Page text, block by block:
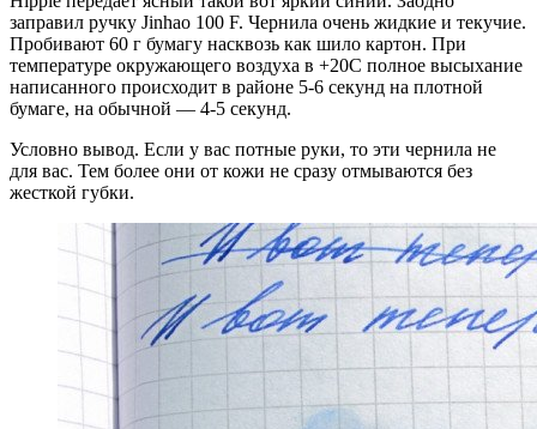
заправил ручку Jinhao 100 F. Чернила очень жидкие и текучие.
Пробивают 60 г бумагу насквозь как шило картон. При
температуре окружающего воздуха в +20С полное высыхание
написанного происходит в районе 5-6 секунд на плотной
бумаге, на обычной — 4-5 секунд.
Условно вывод. Если у вас потные руки, то эти чернила не
для вас. Тем более они от кожи не сразу отмываются без
жесткой губки.